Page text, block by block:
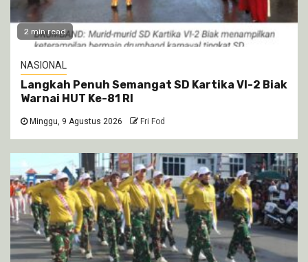
2 min read
NASIONAL
Langkah Penuh Semangat SD Kartika VI-2 Biak
Warnai HUT Ke-81 RI
Minggu, 9 Agustus 2026 Fri Fod